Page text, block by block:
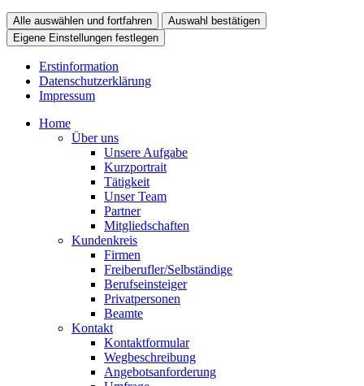
Alle auswählen und fortfahren
Auswahl bestätigen
Eigene Einstellungen festlegen
Erstinformation
Datenschutzerklärung
Impressum
Home
Über uns
Unsere Aufgabe
Kurzportrait
Tätigkeit
Unser Team
Partner
Mitgliedschaften
Kundenkreis
Firmen
Freiberufler/Selbständige
Berufseinsteiger
Privatpersonen
Beamte
Kontakt
Kontaktformular
Wegbeschreibung
Angebotsanforderung